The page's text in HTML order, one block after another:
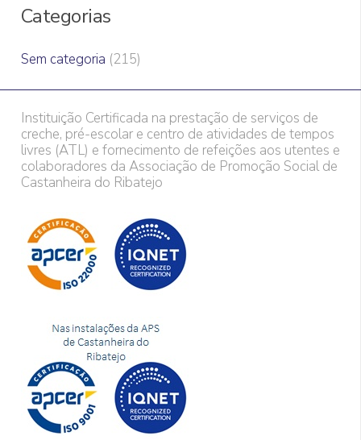
Categorias
Sem categoria (215)
Instituição Certificada na prestação de serviços de
creche, pré-escolar e centro de atividades de tempos
livres (ATL) e fornecimento de refeições aos utentes e
colaboradores da Associação de Promoção Social de
Castanheira do Ribatejo